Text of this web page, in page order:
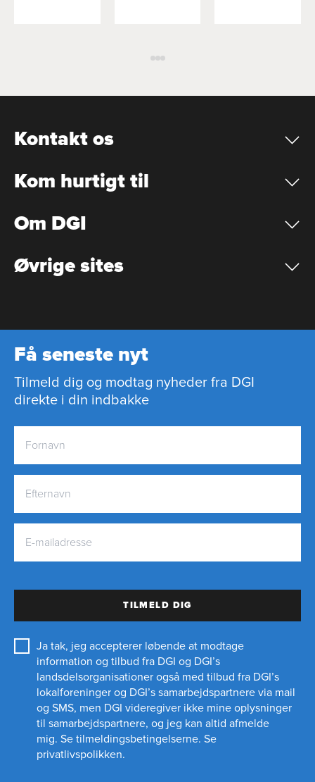
Kontakt os
Kom hurtigt til
Om DGI
Øvrige sites
Få seneste nyt
Tilmeld dig og modtag nyheder fra DGI
direkte i din indbakke
TILMELD DIG
Ja tak, jeg accepterer løbende at modtage
information og tilbud fra DGI og DGI’s
landsdelsorganisationer også med tilbud fra DGI’s
lokalforeninger og DGI’s samarbejdspartnere via mail
og SMS, men DGI videregiver ikke mine oplysninger
til samarbejdspartnere, og jeg kan altid afmelde
mig. Se tilmeldingsbetingelserne. Se
privatlivspolikken.